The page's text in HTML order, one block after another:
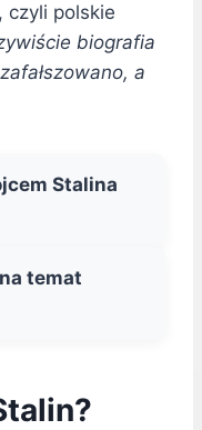
czyli polskie
biografia
a
Stalina
temat